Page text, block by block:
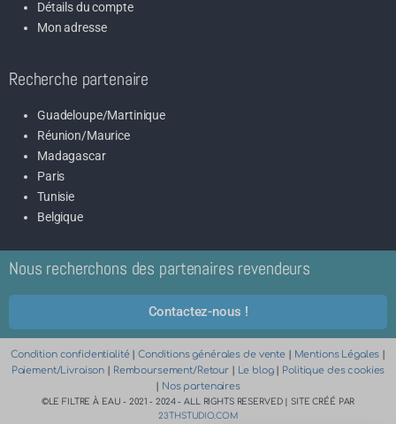
Détails du compte
Mon adresse
Recherche partenaire
Guadeloupe/Martinique
Réunion/Maurice
Madagascar
Paris
Tunisie
Belgique
Nous recherchons des partenaires revendeurs
Contactez-nous !
Condition confidentialité|Conditions générales de vente| Mentions Légales
Paiement/Livraison
Remboursement/Retour Le blog|
Politique des cookies
Nos partenaires
©LE FILTRE À EAU - 2021 - 2024 - ALL RIGHTS RESERVED | SITE CRÉÉ PAR
23THSTUDIO.COM